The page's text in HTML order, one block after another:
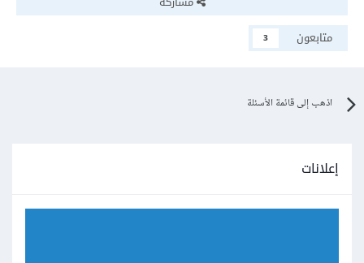
متابعون
3
اذهب إلى قائمة الأسئلة
إعلانات